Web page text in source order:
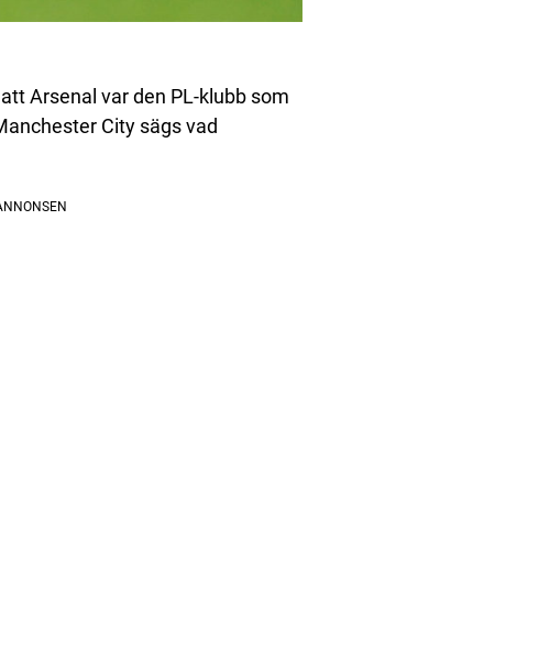
Arsenal var den PL-klubb som
City sägs vad